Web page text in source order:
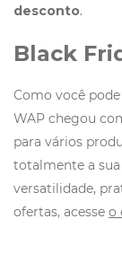
desconto.
Black
Como você
WAP chegou
para vários
totalmente a
versatilidade,
ofertas, acesse o